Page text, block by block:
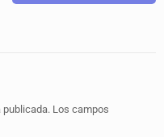
publicada. Los campos